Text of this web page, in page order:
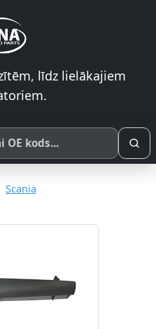
līdz lielākajiem
SKU vai OE koda
Scania